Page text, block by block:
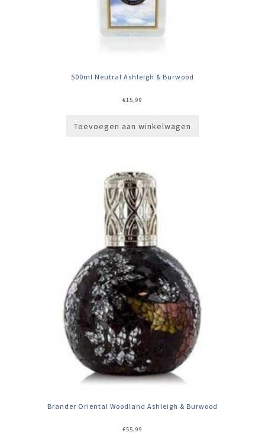
500ml Neutral Ashleigh & Burwood
€15,99
Toevoegen aan winkelwagen
Brander Oriental Woodland Ashleigh & Burwood
€55,99